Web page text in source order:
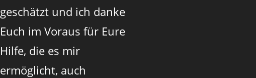
geschätzt und ich danke
Euch im Voraus für Eure
Hilfe, die es mir
ermöglicht, auch